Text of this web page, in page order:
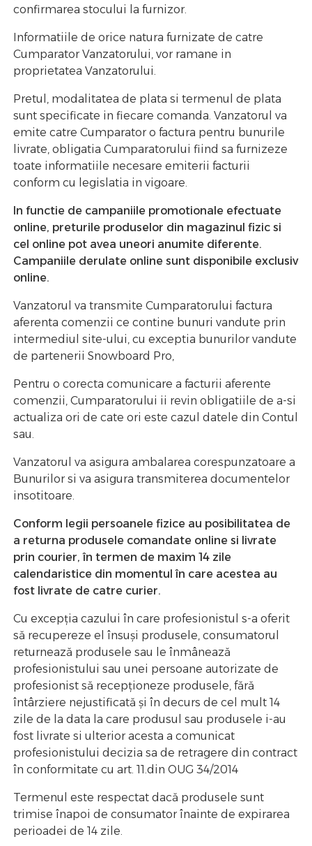
confirmarea stocului la furnizor.
Informatiile de orice natura furnizate de catre
Cumparator Vanzatorului, vor ramane in
proprietatea Vanzatorului.
Pretul, modalitatea de plata si termenul de plata
sunt specificate in fiecare comanda. Vanzatorul va
emite catre Cumparator o factura pentru bunurile
livrate, obligatia Cumparatorului fiind sa furnizeze
toate informatiile necesare emiterii facturii
conform cu legislatia in vigoare.
In functie de campaniile promotionale efectuate
online, preturile produselor din magazinul fizic si
cel online pot avea uneori anumite diferente.
Campaniile derulate online sunt disponibile exclusiv
online.
Vanzatorul va transmite Cumparatorului factura
aferenta comenzii ce contine bunuri vandute prin
intermediul site-ului, cu exceptia bunurilor vandute
de partenerii Snowboard Pro,
Pentru o corecta comunicare a facturii aferente
comenzii, Cumparatorului ii revin obligatiile de a-si
actualiza ori de cate ori este cazul datele din Contul
sau.
Vanzatorul va asigura ambalarea corespunzatoare a
Bunurilor si va asigura transmiterea documentelor
insotitoare.
Conform legii persoanele fizice au posibilitatea de
a returna produsele comandate online si livrate
prin courier, în termen de maxim 14 zile
calendaristice din momentul în care acestea au
fost livrate de catre curier.
Cu excepţia cazului în care profesionistul s-a oferit
să recupereze el însuşi produsele, consumatorul
returnează produsele sau le înmânează
profesionistului sau unei persoane autorizate de
profesionist să recepţioneze produsele, fără
întârziere nejustificată şi în decurs de cel mult 14
zile de la data la care produsul sau produsele i-au
fost livrate si ulterior acesta a comunicat
profesionistului decizia sa de retragere din contract
în conformitate cu art. 11.din OUG 34/2014
Termenul este respectat dacă produsele sunt
trimise înapoi de consumator înainte de expirarea
perioadei de 14 zile.